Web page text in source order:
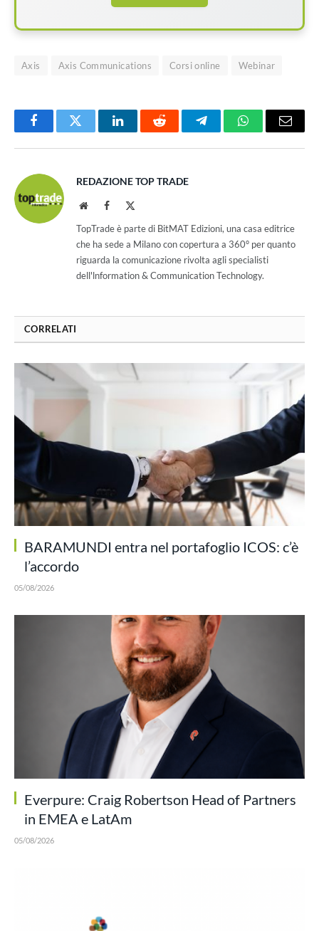
Axis Axis Communications Corsi online Webinar
FacebookTwitter LinkedInReddit TelegramWhatsAppEmail
REDAZIONE TOP TRADE
WebsiteFacebook
TopTrade è parte di BitMAT Edizioni, una casa editrice
che ha sede a Milano con copertura a 360° per quanto
riguarda la comunicazione rivolta agli specialisti
dell'lnformation & Communication Technology.
CORRELATI
BARAMUNDI entra nel portafoglio ICOS: c’è
l’accordo
05/08/2026
Everpure: Craig Robertson Head of Partners
in EMEA e LatAm
05/08/2026